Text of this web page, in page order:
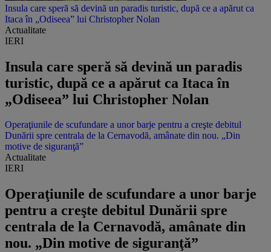
Insula care speră să devină un paradis turistic, după ce a apărut ca
Itaca în „Odiseea” lui Christopher Nolan
Actualitate
IERI
Insula care speră să devină un paradis
turistic, după ce a apărut ca Itaca în
„Odiseea” lui Christopher Nolan
Operaţiunile de scufundare a unor barje pentru a creşte debitul
Dunării spre centrala de la Cernavodă, amânate din nou. „Din
motive de siguranţă”
Actualitate
IERI
Operaţiunile de scufundare a unor barje
pentru a creşte debitul Dunării spre
centrala de la Cernavodă, amânate din
nou. „Din motive de siguranţă”